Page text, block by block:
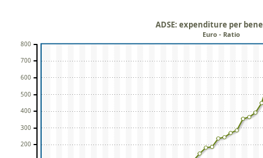
ADSE: expenditure per
Euro - Ratio
200
300
400
500
600
700
800